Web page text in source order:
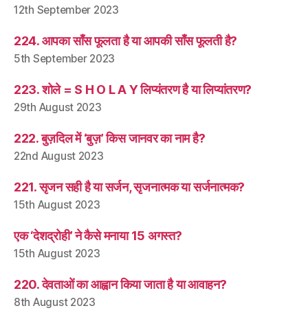
12th September 2023
224. आपका साँस फूलता है या आपकी साँस फूलती है?
5th September 2023
223. शोले = S H O L A Y लिप्यंतरण है या लिप्यांतरण?
29th August 2023
222. बुज़दिल में ‘बुज़’ किस जानवर का नाम है?
22nd August 2023
221. सृजन सही है या सर्जन, सृजनात्मक या सर्जनात्मक?
15th August 2023
एक ‘देशद्रोही’ ने कैसे मनाया 15 अगस्त?
15th August 2023
220. देवताओं का आह्वान किया जाता है या आवाहन?
8th August 2023